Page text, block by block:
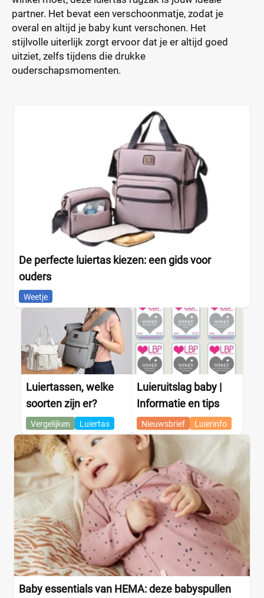
partner. Het bevat een verschoonmatje, zodat je
overal en altijd je baby kunt verschonen. Het
stijlvolle uiterlijk zorgt ervoor dat je er altijd goed
uitziet, zelfs tijdens die drukke
ouderschapsmomenten.
De perfecte luiertas kiezen: een gids voor
ouders
Weetje
Luiertassen, welke
soorten zijn er?
Vergelijken Luiertas
Luieruitslag baby |
Informatie en tips
Nieuwsbrief Luierinfo
Baby essentials van HEMA: deze babyspullen